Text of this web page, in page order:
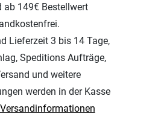
ab 149€ Bestellwert
Lieferzeit 3 bis 14 Tage,
Speditions Aufträge,
und weitere
werden in der Kasse
Versandinformationen